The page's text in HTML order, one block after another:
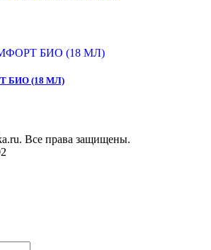
БИО (18 МЛ)
Все права защищены.